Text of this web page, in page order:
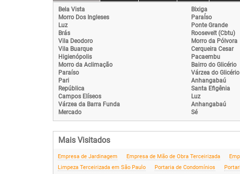
Bela Vista
Bixiga
Morro Dos Ingleses
ParaÍso
Luz
Ponte Grande
Brás
Roosevelt (Cbtu)
Vila Deodoro
Morro da Pólvora
Vila Buarque
Cerqueira Cesar
Higienópolis
Pacaembu
Morro da Aclimação
Bairro do Glicério
Paraíso
Várzea do Glicério
Pari
Anhangabaú
República
Santa Efigênia
Campos Elíseos
Luz
Várzea da Barra Funda
Anhangabaú
Mercado
Sé
Mais Visitados
Empresa de Jardinagem Empresa de Mão de Obra Terceirizada
Limpeza Terceirizada em São Paulo
Portaria de Condomínios